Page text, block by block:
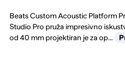
Beats Custom Acoustic Platform
Studio Pro pruža impresivno
od 40 mm projektiran je za op…